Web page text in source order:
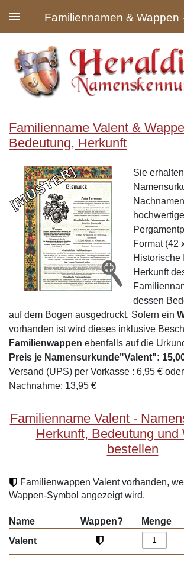
Familienname Valent &
Bedeutung, Herkunft
Sie
Format (42
Historische
Herkunft
dessen
auf dem Bogen ausgedruckt. Sofern ein
vorhanden ist wird dieses inklusive
Familienwappen ebenfalls auf die
Preis je Namensurkunde"Valent":
Versand (UPS) per Vorkasse : 6,95 €
Nachnahme: 13,95 €
Familienname Valent -
Herkunft, Bedeutung und
bestellen
Familienwappen Valent vorhanden,
Wappen-Symbol angezeigt wird.
Name Wappen?
Menge
Valent